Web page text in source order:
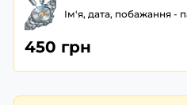
Ім'я, дата, побажання -
450 грн